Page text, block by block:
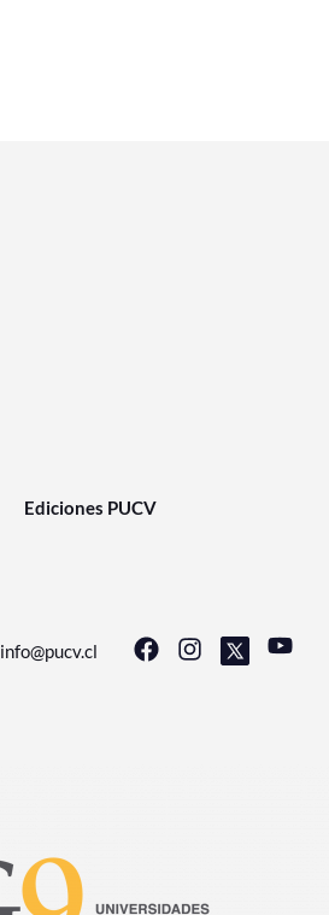
Ediciones PUCV
info@pucv.cl